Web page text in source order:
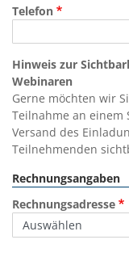
Telefon
Hinweis zur
Webinaren
Gerne möchten wir
Teilnahme an einem
Versand des
Teilnehmenden
Rechnungsangaben
Rechnungsadresse